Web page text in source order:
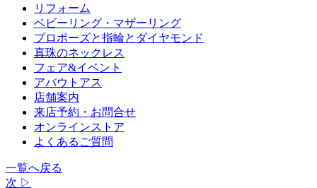
リフォーム
ベビーリング・マザーリング
プロポーズと指輪とダイヤモンド
真珠のネックレス
フェア&イベント
アバウトアス
店舗案内
来店予約・お問合せ
オンラインストア
よくあるご質問
一覧へ戻る
次 ▷